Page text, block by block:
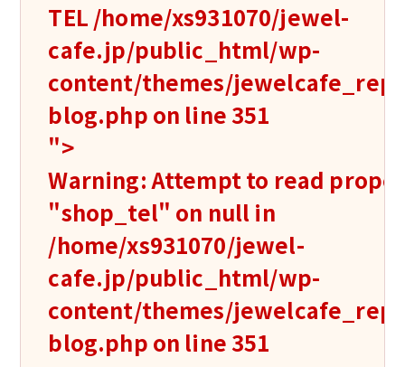
TEL /home/xs931070/jewel-
cafe.jp/public_html/wp-
content/themes/
blog.php on line 351
">
Warning: Attempt to read
"shop_tel" on null in
/home/xs931070/jewel-
cafe.jp/public_html/wp-
content/themes/
blog.php on line 351